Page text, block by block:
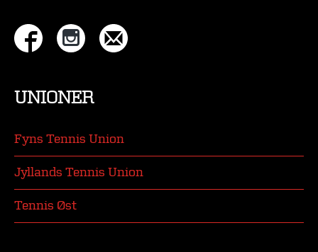
UNIONER
Fyns Tennis Union
Jyllands Tennis Union
Tennis Øst